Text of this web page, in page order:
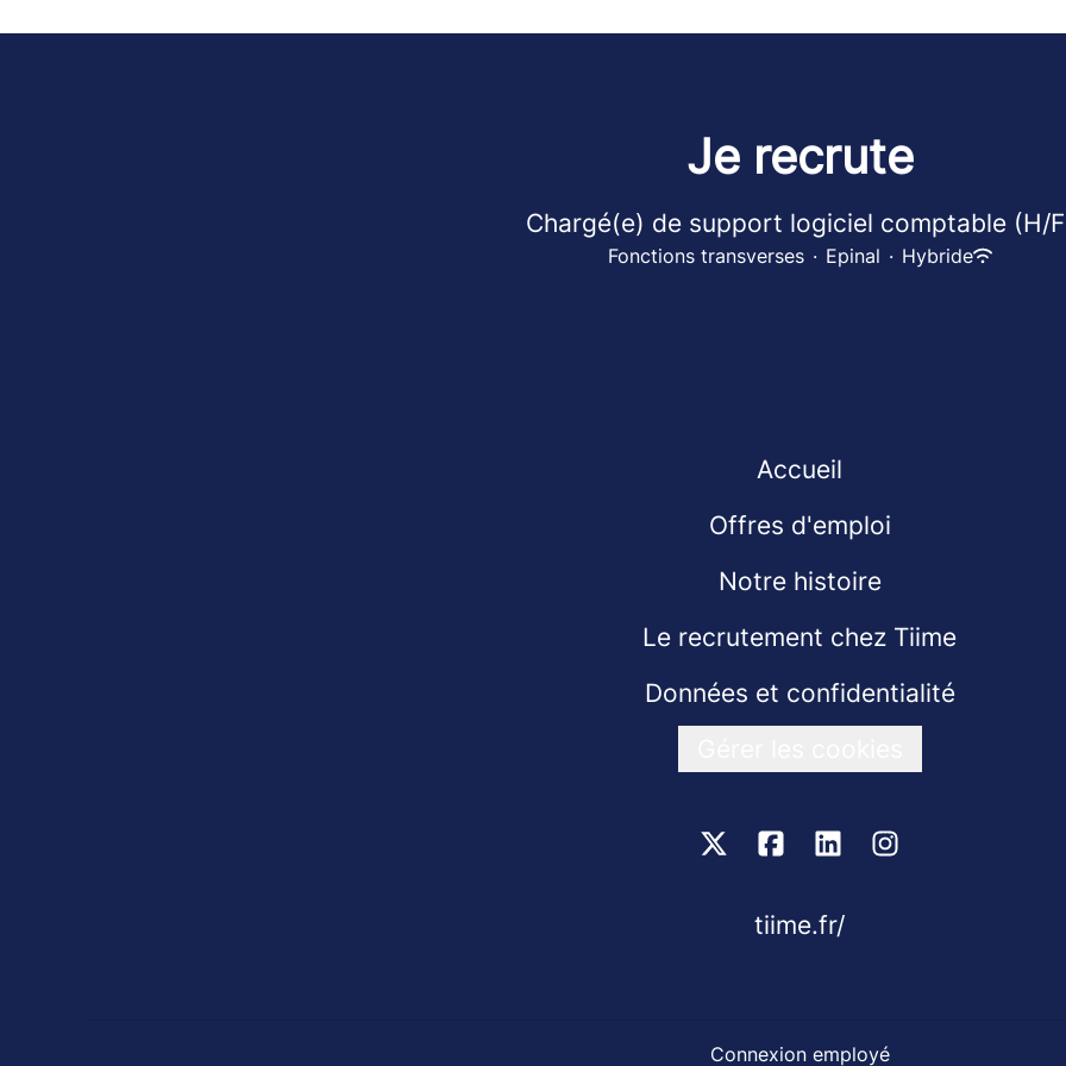
Je recrute
Chargé(e) de support logiciel comptable (H/
Fonctions transverses · Epinal · Hybride
Accueil
Offres d'emploi
Notre histoire
Le recrutement chez Tiime
Données et confidentialité
tiime.fr/
Connexion employé